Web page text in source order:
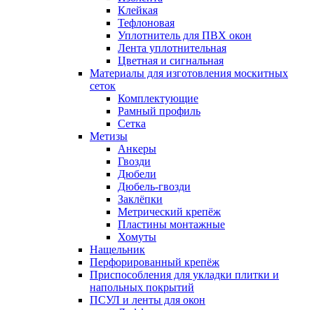
Клейкая
Тефлоновая
Уплотнитель для ПВХ окон
Лента уплотнительная
Цветная и сигнальная
Материалы для изготовления москитных
сеток
Комплектующие
Рамный профиль
Сетка
Метизы
Анкеры
Гвозди
Дюбели
Дюбель-гвозди
Заклёпки
Метрический крепёж
Пластины монтажные
Хомуты
Нащельник
Перфорированный крепёж
Приспособления для укладки плитки и
напольных покрытий
ПСУЛ и ленты для окон